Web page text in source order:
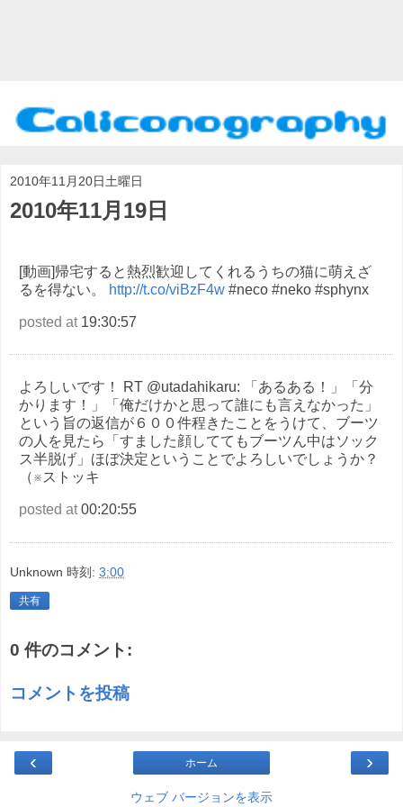
2010年11月20日土曜日
2010年11月19日
[動画]帰宅すると熱烈歓迎してくれるうちの猫に萌えざ
るを得ない。
http://t.co/viBzF4w #neco #neko #sphynx
posted at19:30:57
よろしいです！ RT @utadahikaru: 「あるある！」「分
かります！」「俺だけかと思って誰にも言えなかった」
という旨の返信が６００件程きたことをうけて、ブーツ
の人を見たら「すました顔しててもブーツん中はソック
ス半脱げ」ほぼ決定ということでよろしいでしょうか？
（※ストッキ
posted at00:20:55
Unknown 時刻: 3:00
共有
0 件のコメント:
コメントを投稿
‹ ›
ホーム
ウェブ バージョンを表示